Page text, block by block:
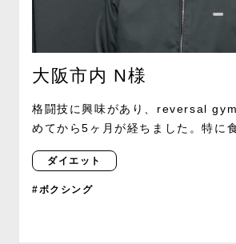
大阪市内 N様
格闘技に興味があり、reversal
めてから5ヶ月が経ちました。特に
ダイエット
#ボクシング